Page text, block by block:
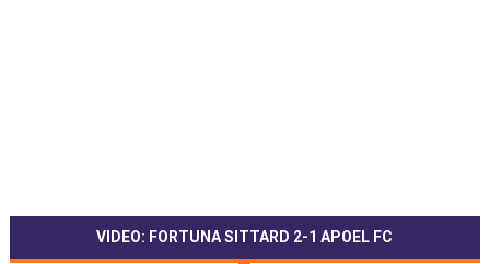
VIDEO: FORTUNA SITTARD 2-1 APOEL FC